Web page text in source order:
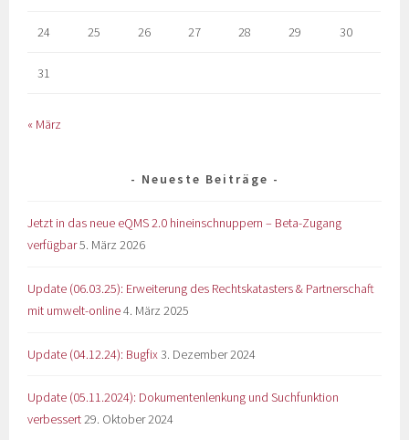
24 25 26 27 28 29 30
31
« März
Neueste Beiträge
Jetzt in das neue eQMS 2.0 hineinschnuppern – Beta-Zugang
verfügbar5. März 2026
Update (06.03.25): Erweiterung des Rechtskatasters & Partnerschaft
mit umwelt-online4. März 2025
Update (04.12.24): Bugfix 3. Dezember 2024
Update (05.11.2024): Dokumentenlenkung und Suchfunktion
verbessert29. Oktober 2024